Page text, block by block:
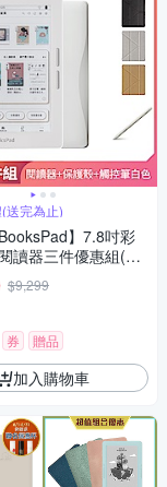
送完為止)
】7.8吋彩
讀器三件優惠組(白
筆+殼)
$9,299
券 贈品
加入購物車